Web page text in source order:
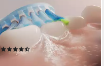
Edition HX9911
Schalltechnologie Technologie
1 St. Aufsteckbürsten
4 Reinigungsprogramme
(281)
184,99 € 249,99 €